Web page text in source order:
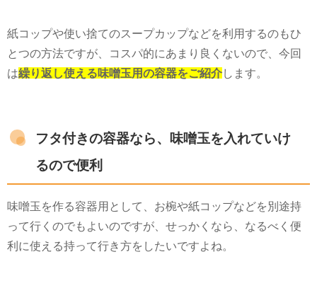
紙コップや使い捨てのスープカップなどを利用するのもひ
とつの方法ですが、コスパ的にあまり良くないので、今回
は繰り返し使える味噌玉用の容器をご紹介します。
フタ付きの容器なら、味噌玉を入れていけ
るので便利
味噌玉を作る容器用として、お椀や紙コップなどを別途持
って行くのでもよいのですが、せっかくなら、なるべく便
利に使える持って行き方をしたいですよね。